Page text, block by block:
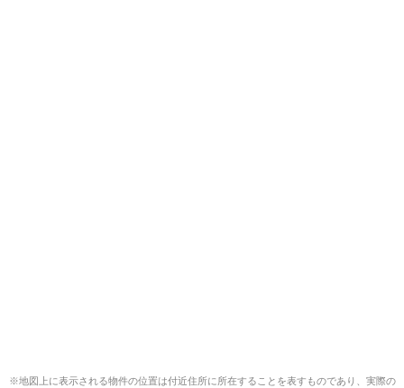
※地図上に表示される物件の位置は付近住所に所在することを表すものであり、実際の